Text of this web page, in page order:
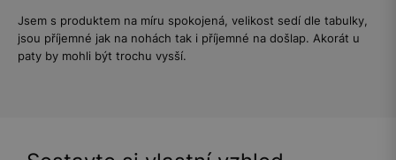
Jsem s produktem na míru spokojená, velikost sedí dle tabulky,
jsou příjemné jak na nohách tak i příjemné na došlap. Akorát u
paty by mohli být trochu vysší.